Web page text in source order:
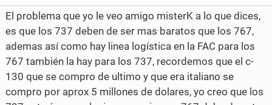
o
o
k
r
e
n
a
e
n
w
El problema que yo le veo amigo misterK a lo que dices,
es que los 737 deben de ser mas baratos que los 767,
ademas así como hay linea logística en la FAC para los
767 también la hay para los 737, recordemos que el c-
130 que se compro de ultimo y que era italiano se
compro por aprox 5 millones de dolares, yo creo que los